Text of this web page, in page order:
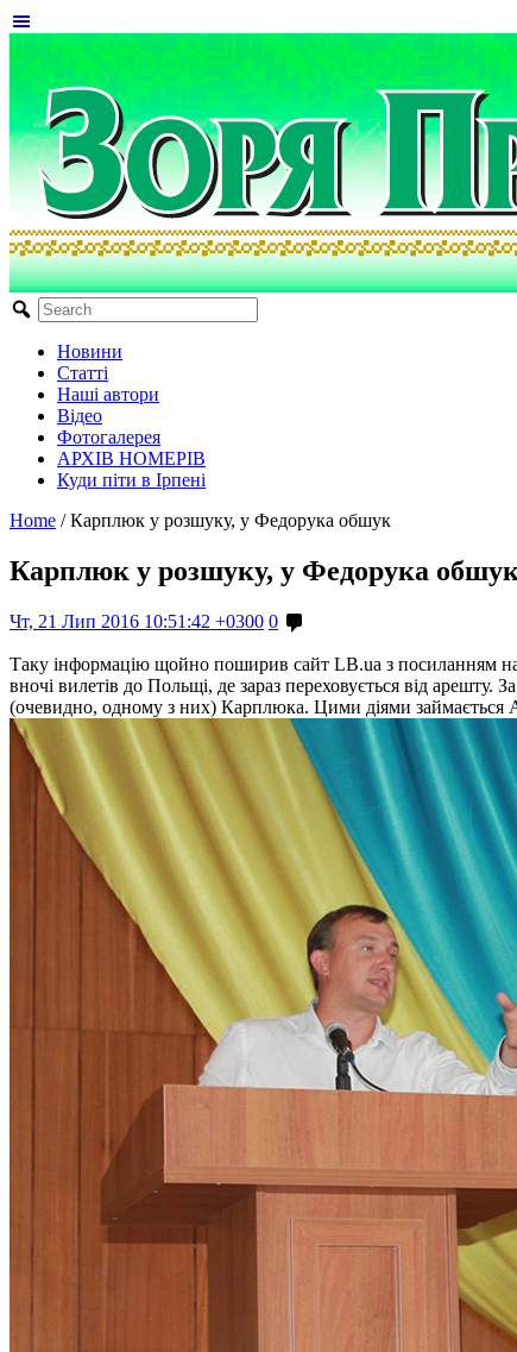
Новини
Статті
Наші автори
Відео
Фотогалерея
АРХІВ НОМЕРІВ
Куди піти в Ірпені
Home / Карплюк у розшуку, у Федорука обшук
Карплюк у розшуку, у Федорука обшук
Чт, 21 Лип 2016 10:51:42 +0300 0
Таку інформацію щойно поширив сайт LB.ua з посиланням
вночі вилетів до Польщі, де зараз переховується від
(очевидно, одному з них) Карплюка. Цими діями займається